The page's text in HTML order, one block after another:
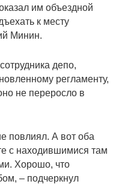
им объездной
к месту
Минин.
депо,
регламенту,
не переросло в
повлиял. А вот оба
с находившимися там
Хорошо, что
– подчеркнул